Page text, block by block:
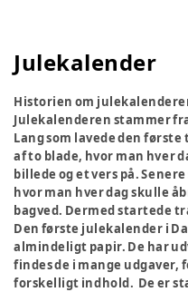
Julekalender
Historien om
Julekalenderen stammer
Lang som lavede den
af to blade, hvor man hver
billede og et vers på.
hvor man hver dag skulle
bagved. Dermed startede
Den første julekalender i
almindeligt papir. De har
findes de i mange udgaver,
forskelligt indhold. De er